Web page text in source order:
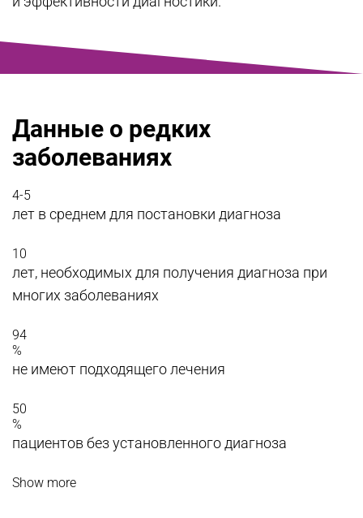
Данные о редких
заболеваниях
4-5
лет в среднем для постановки диагноза
10
лет, необходимых для получения диагноза при
многих заболеваниях
94
%
не имеют подходящего лечения
50
%
пациентов без установленного диагноза
Show more